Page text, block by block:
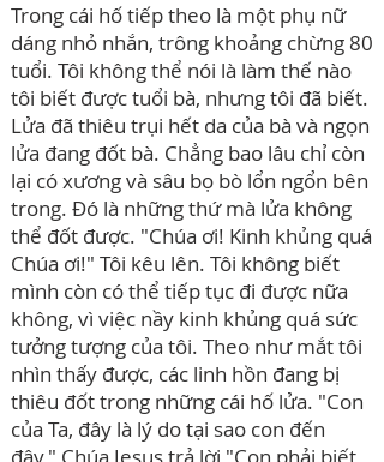
Trong cái hố tiếp theo là một phụ nữ
dáng nhỏ nhắn, trông khoảng chừng 80
tuổi. Tôi không thể nói là làm thế nào
tôi biết được tuổi bà, nhưng tôi đã biết.
Lửa đã thiêu trụi hết da của bà và ngọn
lửa đang đốt bà. Chẳng bao lâu chỉ còn
lại có xương và sâu bọ bò lổn ngổn bên
trong. Đó là những thứ mà lửa không
thể đốt được. "Chúa ơi! Kinh khủng quá
Chúa ơi!" Tôi kêu lên. Tôi không biết
mình còn có thể tiếp tục đi được nữa
không, vì việc nầy kinh khủng quá sức
tưởng tượng của tôi. Theo như mắt tôi
nhìn thấy được, các linh hồn đang bị
thiêu đốt trong những cái hố lửa. "Con
của Ta, đây là lý do tại sao con đến